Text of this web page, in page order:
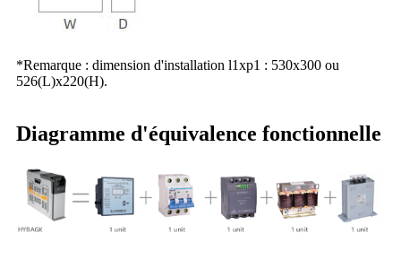
*Remarque : dimension d'installation l1xp1 : 530x300 ou
526(L)x220(H).
Diagramme d'équivalence fonctionnelle